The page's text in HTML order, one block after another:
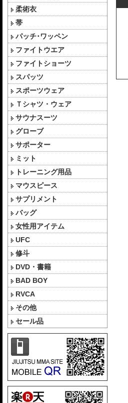
柔術衣
帯
パッチ･ワッペン
ファイトウエア
ファイトショーツ
スパッツ
スポーツウェア
Ｔシャツ・ウェア
サウナスーツ
グローブ
サポーター
ミット
トレーニング用品
マウスピース
サプリメント
バッグ
女性用アイテム
UFC
修斗
DVD・書籍
BAD BOY
RVCA
その他
セール品